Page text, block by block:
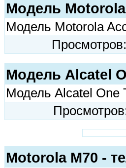
Модель
Модель Motorola
Модель Alcatel
Модель Alcatel One
Motorola M70 -